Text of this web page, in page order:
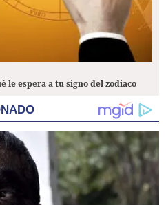
le espera a tu signo del zodiaco